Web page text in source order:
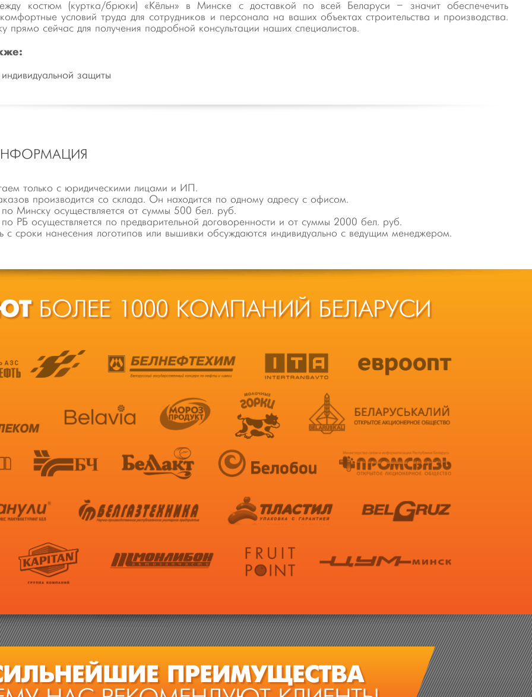
костюм (куртка/брюки) «Кёльн» в Минске с доставкой по всей Беларуси – значит обеспечечить
условий труда для сотрудников и персонала на ваших объектах строительства и производства.
прямо сейчас для получения подробной консультации наших специалистов.
защиты
только с юридическими лицами и ИП.
производится со склада. Он находится по одному адресу с офисом.
Минску осуществляется от суммы 500 бел. руб.
РБ осуществляется по предварительной договоренности и от суммы 2000 бел. руб.
с сроки нанесения логотипов или вышивки обсуждаются индивидуально с ведущим менеджером.
БОЛЕЕ 1000 КОМПАНИЙ БЕЛАРУСИ
ПРЕИМУЩЕСТВА